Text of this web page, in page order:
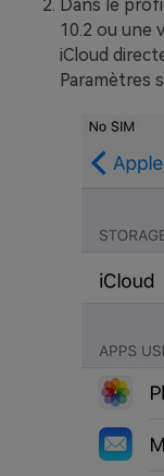
Dans le
10.2 ou une
iCloud
Paramètres